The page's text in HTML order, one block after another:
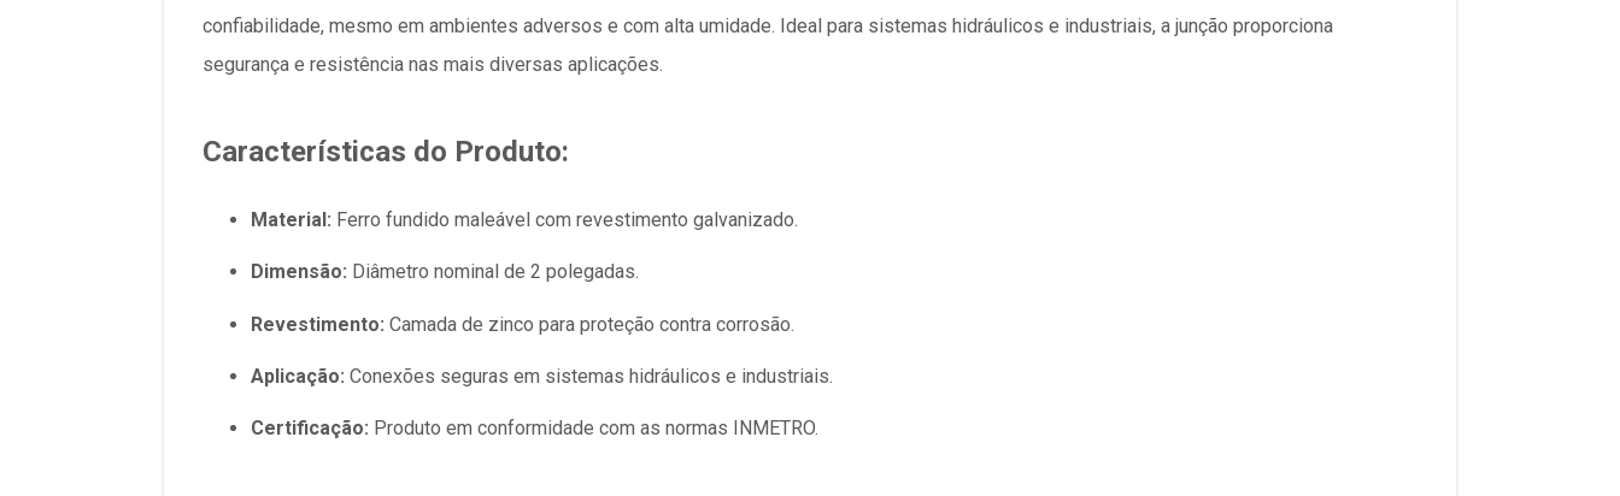
confiabilidade, mesmo em ambientes adversos e com alta umidade. Ideal para sistemas hidráulicos e industriais, a junção proporciona
segurança e resistência nas mais diversas aplicações.
Características do Produto:
Material: Ferro fundido maleável com revestimento galvanizado.
Dimensão: Diâmetro nominal de 2 polegadas.
Revestimento: Camada de zinco para proteção contra corrosão.
Aplicação: Conexões seguras em sistemas hidráulicos e industriais.
Certificação: Produto em conformidade com as normas INMETRO.